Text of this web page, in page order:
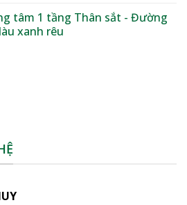
tâm 1 tầng Thân sắt - Đường
xanh rêu